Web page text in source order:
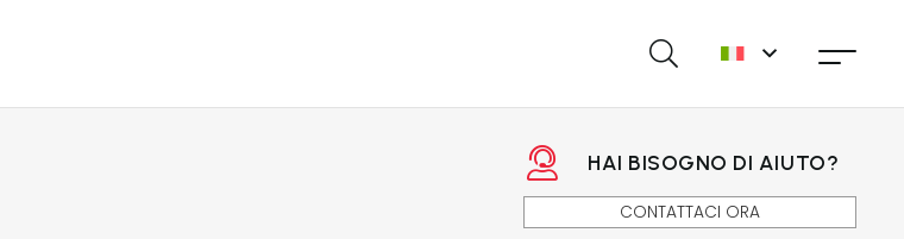
HAI BISOGNO DI AIUTO?
CONTATTACI ORA